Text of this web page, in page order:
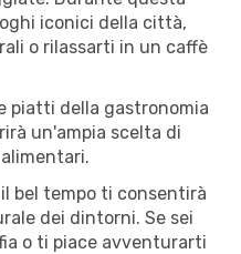
iconici della città,
o rilassarti in un caffè
piatti della gastronomia
un'ampia scelta di
bel tempo ti consentirà
dei dintorni. Se sei
o ti piace avventurarti